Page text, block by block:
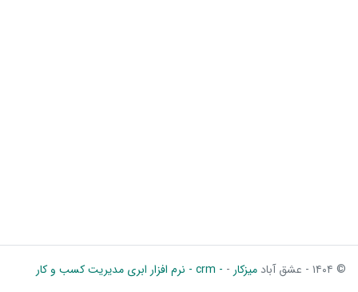
© ۱۴۰۴ - عشق آباد میزکار - - crm - نرم افزار ابری مدیریت کسب و کار